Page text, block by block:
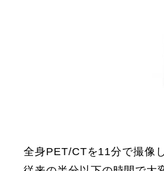
全身PET/CTを11分で撮像